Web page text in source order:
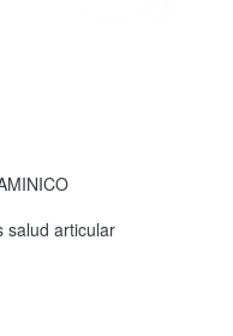
salud articular